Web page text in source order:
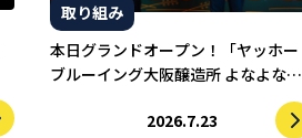
取り組み
本日グランドオープン！「ヤッホー
ブルーイング大阪醸造所 よなよなビ
2026.7.23